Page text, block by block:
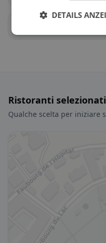
Ristoranti selezionati
Qualche scelta per iniziare
DETAILS